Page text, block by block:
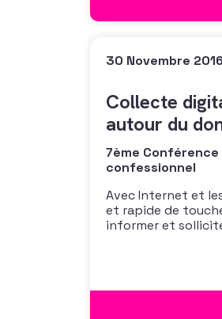
30 Novembre 2016
Collecte
autour du
7ème
confessionnel
Avec Internet et
et rapide de
informer et